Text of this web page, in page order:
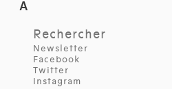
Rechercher
Newsletter
Facebook
Twitter
Instagram